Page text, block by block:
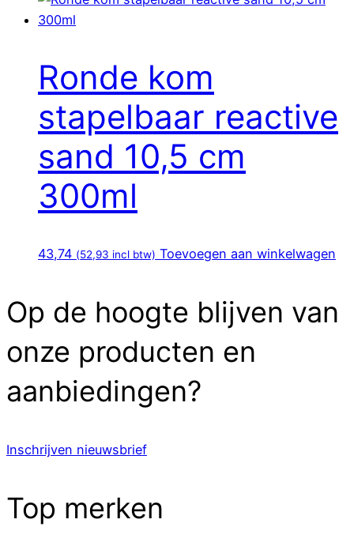
Ronde kom
stapelbaar reactive
sand 10,5 cm
300ml
43,74 (52,93 incl btw) Toevoegen aan winkelwagen
Op de hoogte blijven van
onze producten en
aanbiedingen?
Inschrijven nieuwsbrief
Top merken